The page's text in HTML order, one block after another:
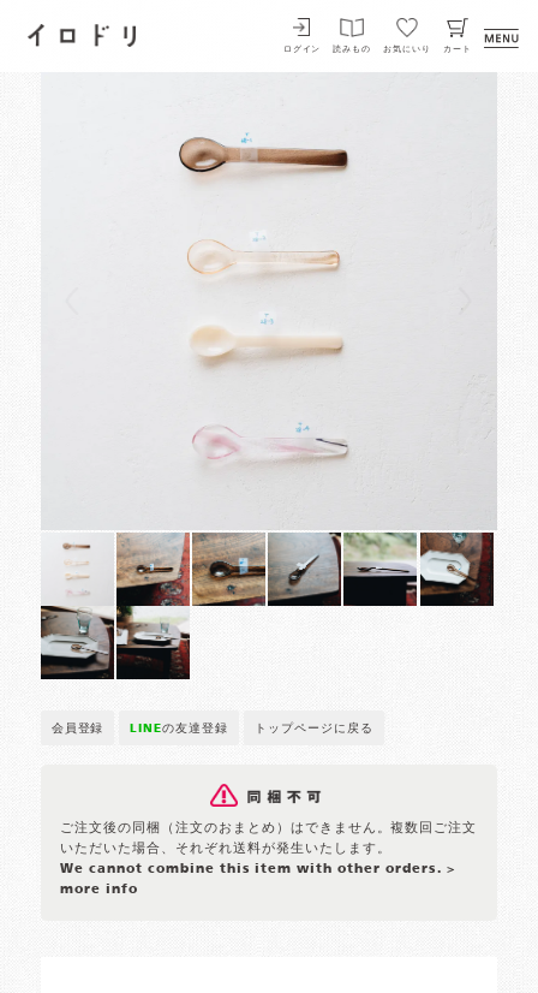
イロドリ
ログイン 読みもの お気にいり カート
会員登録 LINEの友達登録 トップページに戻る
ご注文後の同梱（注文のおまとめ）はできません。複数回ご注文
いただいた場合、それぞれ送料が発生いたします。
We cannot combine this item with other orders. >
more info